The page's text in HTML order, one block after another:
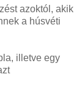
azoktól, akik
a húsvéti
illetve egy